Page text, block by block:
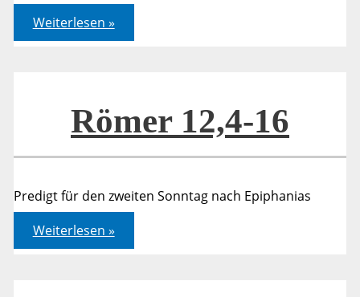
1.
Petrus
4,7-
Weiterlesen »
Römer 12,4-16
Predigt für den zweiten Sonntag nach Epiphanias
Römer
12,4-
16
Weiterlesen »